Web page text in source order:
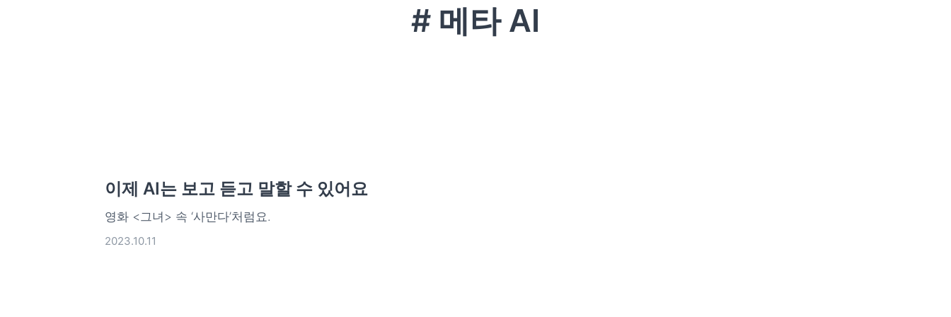
# 메타 AI
이제 AI는 보고 듣고 말할 수 있어요
영화 <그녀> 속 ‘사만다’처럼요.
2023.10.11